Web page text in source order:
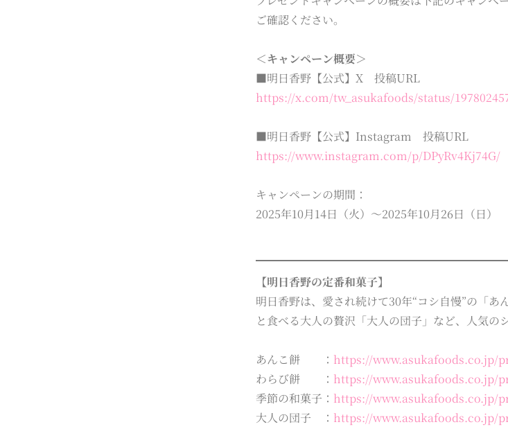
ご確認ください。
＜キャンペーン概要＞
■明日香野【公式】X 投稿URL
https://x.com/tw_asukafoods/status/
■明日香野【公式】Instagram 投稿URL
https://www.instagram.com/p/DPyRv4Kj74G/
キャンペーンの期間：
2025年10月14日（火）～2025年10月26日（日）
【明日香野の定番和菓子】
明日香野は、愛され続けて30年“コシ自慢”の「
と食べる大人の贅沢「大人の団子」など、人気の
あんこ餅 ： https://www.asukafoods.co.jp/
わらび餅 ： https://www.asukafoods.co.jp/
季節の和菓子： https://www.asukafoods.co.jp/
大人の団子 ： https://www.asukafoods.co.jp/